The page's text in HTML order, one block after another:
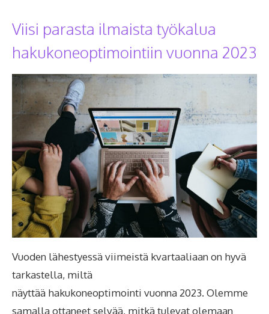
Viisi parasta ilmaista työkalua
hakukoneoptimointiin vuonna 2023
Vuoden lähestyessä viimeistä kvartaaliaan on hyvä
tarkastella, miltä
näyttää hakukoneoptimointi vuonna 2023. Olemme
samalla ottaneet selvää, mitkä tulevat olemaan